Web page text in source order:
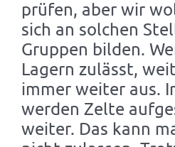
prüfen, aber wir
sich an solchen
Gruppen bilden.
Lagern zulässt,
immer weiter aus.
werden Zelte
weiter. Das kann